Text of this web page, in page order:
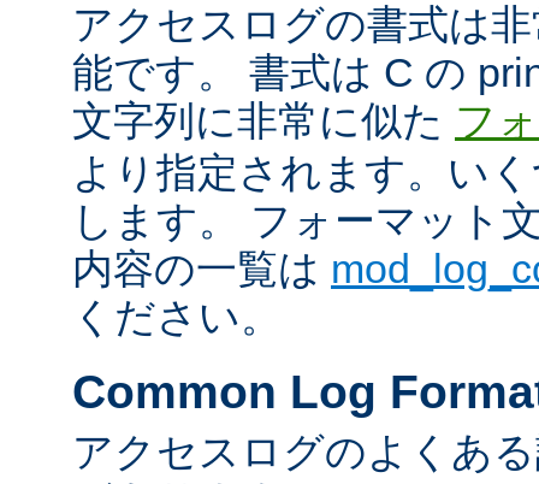
アクセスログの書式は
能です。 書式は C の
文字列に非常に似た フ
より指定されます。い
します。 フォーマット
内容の一覧は
ください。
Common Log
アクセスログのよくあ